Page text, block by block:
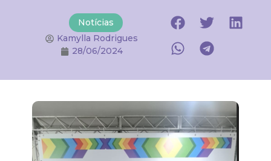
Notícias
Kamylla Rodrigues
28/06/2024